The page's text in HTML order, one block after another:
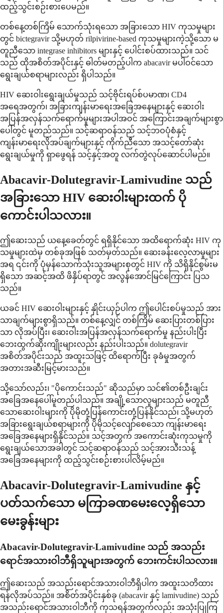
ထည့်သွင်းစဉ်းစားပေမည်။
တစ်နေ့တစ်ကြိမ် သောက်သုံးရသော အခြားသော HIV ကုသမှုများ
တွင် bictegravir သို့မဟုတ် rilpivirine-based ကုသမှုများကဲ့သို့သော မ
တူညီသော integrase inhibitors များနှင့် ပေါင်းစပ်ထားသည်။ သင်
သည် ထိုအစိတ်အပိုင်းနှင့် ဓါတ်မတည့်ပါက abacavir မပါဝင်သော
ရွေးချယ်စရာများလည်း ရှိပါသည်။
HIV ဆေးဝါးရွေးချယ်မှုသည် သင့်ဗိုင်းရပ်စ်ပမာဏ၊ CD4
အရေအတွက်၊ အခြားကျန်းမာရေးအခြေအနေများနှင့် ဆေးဝါး
အပြန်အလှန်သက်ရောက်မှုများအပါအဝင် အကြောင်းအချက်များစွာ
ပေါ်တွင် မူတည်သည်။ သင့်ဆရာဝန်သည် သင့်ဘဝပုံစံနှင့်
ကျန်းမာရေးလိုအပ်ချက်များနှင့် ကိုက်ညီသော အသင့်တော်ဆုံး
ရွေးချယ်မှုကို ရှာဖွေရန် သင့်နှင့်အတူ လက်တွဲလုပ်ဆောင်ပါမည်။
Abacavir-Dolutegravir-Lamivudine သည်
အခြားသော HIV ဆေးဝါးများထက် ပို
ကောင်းပါသလား။
ဤဆေးသည် ယနေ့ခေတ်တွင် ရရှိနိုင်သော အထိရောက်ဆုံး HIV ကု
သမှုများထဲမှ တစ်ခုအဖြစ် သတ်မှတ်သည်။ ဆေးခန်းလေ့လာမှုများ
အရ ၎င်းကို ပုံမှန်သောက်သုံးသူအများစုတွင် HIV ကို သိရှိနိုင်စွမ်းမ
ရှိသော အဆင့်အထိ ဖိနှိပ်ရာတွင် အလွန်အောင်မြင်ကြောင်း ပြသ
သည်။
ယခင် HIV ဆေးဝါးများနှင့် နှိုင်းယှဉ်ပါက ဤပေါင်းစပ်မှုသည် အား
သာချက်များစွာရှိသည်။ တစ်နေ့လျှင် တစ်ကြိမ် ဆေးပြားတစ်ပြား
သာ လိုအပ်ပြီး၊ ဆေးဝါးအပြန်အလှန်သက်ရောက်မှု နည်းပါးပြီး
ဘေးထွက်ဆိုးကျိုးများလည်း နည်းပါးသည်။ dolutegravir
အစိတ်အပိုင်းသည် အထူးသဖြင့် ထိရောက်ပြီး ခုခံမှုအတွက်
အတားအဆီးမြင့်မားသည်။
သို့သော်လည်း၊ "ပိုကောင်းသည်" ဆိုသည်မှာ သင်၏တစ်ဦးချင်း
အခြေအနေပေါ်မူတည်ပါသည်။ အချို့သောလူများသည် မတူညီ
သောဆေးဝါးများကို ပိုမိုတုံ့ပြန်ကောင်းတုံ့ပြန်နိုင်သည်၊ သို့မဟုတ်
အခြားရွေးချယ်စရာများကို ပိုမိုသင့်လျော်စေသော ကျန်းမာရေး
အခြေအနေများရှိနိုင်သည်။ သင့်အတွက် အကောင်းဆုံးကုသမှုကို
ရွေးချယ်သောအခါတွင် သင့်ဆရာဝန်သည် သင့်အားသီးသန့်
အခြေအနေများကို ထည့်သွင်းစဉ်းစားပါလိမ့်မည်။
Abacavir-Dolutegravir-Lamivudine နှင့်
ပတ်သက်သော မကြာခဏမေးလေ့ရှိသော
မေးခွန်းများ
Abacavir-Dolutegravir-Lamivudine သည် အသည်း
ရောင်အသားဝါဘီရှိသူများအတွက် ဘေးကင်းပါသလား။
ဤဆေးသည် အသည်းရောင်အသားဝါဘီရှိပါက အထူးသတိထား
ရန်လိုအပ်သည်။ အစိတ်အပိုင်းနှစ်ခု (abacavir နှင့် lamivudine) သည်
အသည်းရောင်အသားဝါဘီကို ကုသရန်အတွက်လည်း အသုံးပြုကြ